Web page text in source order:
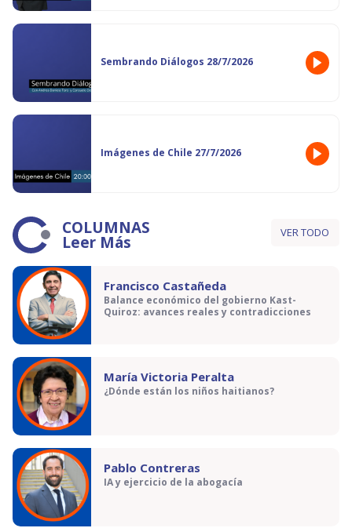
Sembrando Diálogos 28/7/2026
Imágenes de Chile 27/7/2026
COLUMNAS
Leer Más VER TODO
Francisco Castañeda
Balance económico del gobierno Kast-
Quiroz: avances reales y contradicciones
María Victoria Peralta
¿Dónde están los niños haitianos?
Pablo Contreras
IA y ejercicio de la abogacía